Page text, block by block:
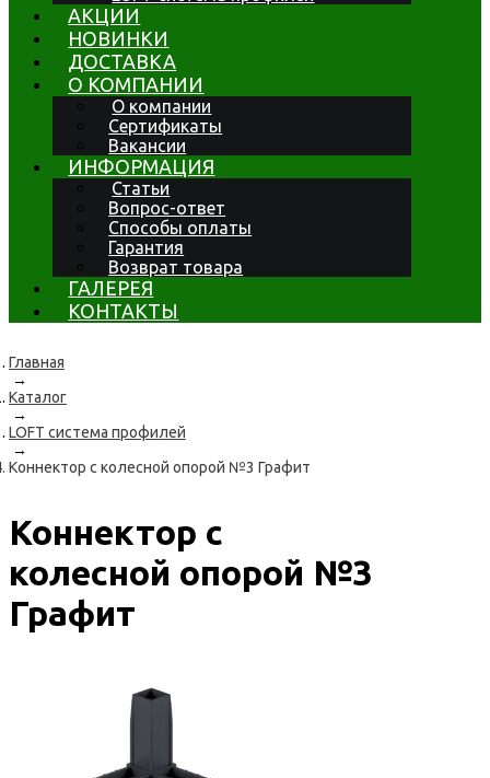
АКЦИИ
НОВИНКИ
ДОСТАВКА
О КОМПАНИИ
О компании
Сертификаты
Вакансии
ИНФОРМАЦИЯ
Статьи
Вопрос-ответ
Способы оплаты
Гарантия
Возврат товара
ГАЛЕРЕЯ
КОНТАКТЫ
Главная
→
Каталог
→
LOFT система профилей
→
Коннектор с колесной опорой №3 Графит
Коннектор с
колесной опорой №3
Графит